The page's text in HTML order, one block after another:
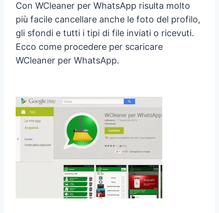
Con WCleaner per WhatsApp risulta molto
più facile cancellare anche le foto del profilo,
gli sfondi e tutti i tipi di file inviati o ricevuti.
Ecco come procedere per scaricare
WCleaner per WhatsApp.